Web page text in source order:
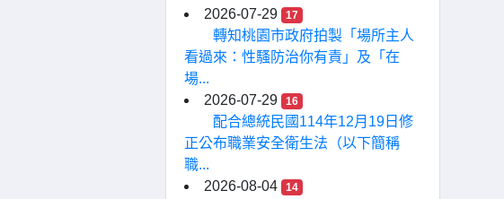
2026-07-29
17
轉知桃園市政府拍製「場所主人
看過來：性騷防治你有責」及「在
場...
2026-07-29
16
配合總統民國114年12月19日修
正公布職業安全衛生法（以下簡稱
職...
2026-08-04
14